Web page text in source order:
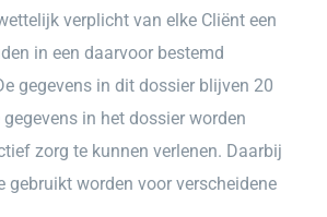
verplicht van elke Cliënt een
in een daarvoor bestemd
gegevens in dit dossier blijven 20
in het dossier worden
zorg te kunnen verlenen. Daarbij
gebruikt worden voor verscheidene